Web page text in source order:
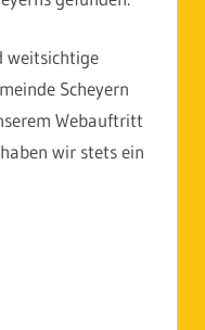
weitsichtige
Scheyern
Webauftritt
wir stets ein